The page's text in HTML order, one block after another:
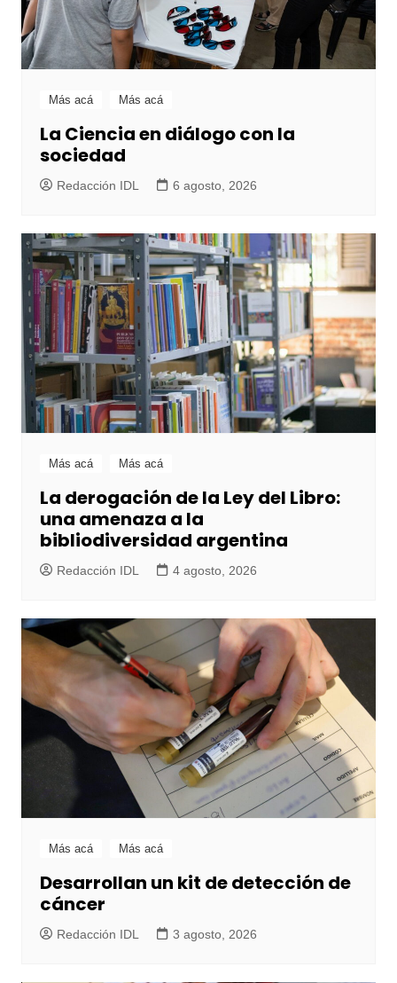
Más acá Más acá
La Ciencia en diálogo con la
sociedad
Redacción IDL 6 agosto, 2026
Más acá Más acá
La derogación de la Ley del Libro:
una amenaza a la
bibliodiversidad argentina
Redacción IDL 4 agosto, 2026
Más acá Más acá
Desarrollan un kit de detección de
cáncer
Redacción IDL 3 agosto, 2026